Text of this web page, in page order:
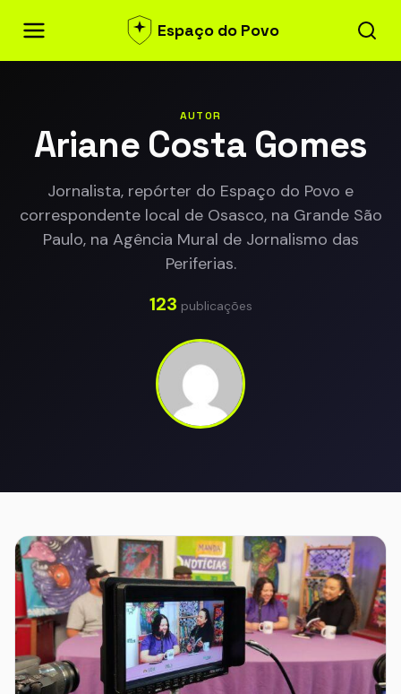
Espaço do Povo
AUTOR
Ariane Costa Gomes
Jornalista, repórter do Espaço do Povo e
correspondente local de Osasco, na Grande São
Paulo, na Agência Mural de Jornalismo das
Periferias.
123 publicações